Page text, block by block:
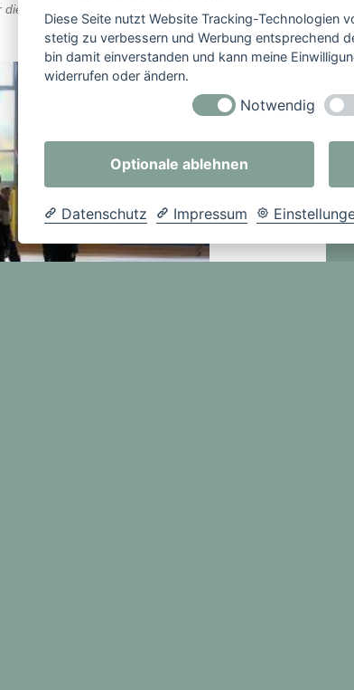
Klasse 5a, die einen Sonderpokal in der
Diese Seite nutzt Website Tracking-Technologien
stetig zu verbessern und Werbung entsprechend
bin damit einverstanden und kann meine
widerrufen oder ändern.
Notwendig
Optionale ablehnen
Datenschutz Impressum